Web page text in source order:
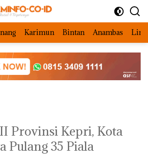
Karimun Bintan Anambas
Provinsi Kepri, Kota
Pulang 35 Piala